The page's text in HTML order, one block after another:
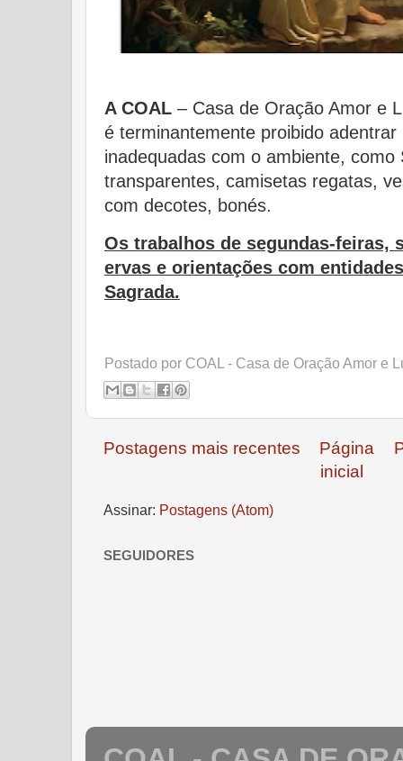
A COAL – Casa de Oração Amor e
é terminantemente proibido
inadequadas com o ambiente, como
transparentes, camisetas regatas,
com decotes, bonés.
Os trabalhos de segundas-feiras,
ervas e orientações com
Sagrada.
Postado por COAL - Casa de Oração Amor e
Postagens mais recentes
Página
inicial
Assinar: Postagens (Atom)
SEGUIDORES